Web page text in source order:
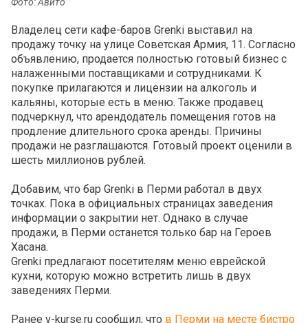
Фото: Авито
Владелец сети кафе-баров Grenki выставил на
продажу точку на улице Советская Армия, 11. Согласно
объявлению, продается полностью готовый бизнес с
налаженными поставщиками и сотрудниками. К
покупке прилагаются и лицензии на алкоголь и
кальяны, которые есть в меню. Также продавец
подчеркнул, что арендодатель помещения готов на
продление длительного срока аренды. Причины
продажи не разглашаются. Готовый проект оценили в
шесть миллионов рублей.
Добавим, что бар Grenki в Перми работал в двух
точках. Пока в официальных страницах заведения
информации о закрытии нет. Однако в случае
продажи, в Перми останется только бар на Героев
Хасана.
Grenki предлагают посетителям меню еврейской
кухни, которую можно встретить лишь в двух
заведениях Перми.
Ранее v-kurse.ru сообщил, что в Перми на месте бистро